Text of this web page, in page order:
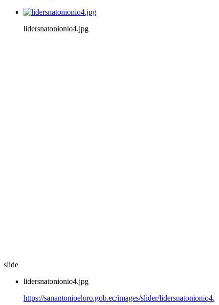
lidersnatonionio4.jpg
slide
lidersnatonionio4.jpg
https://sanantonioeloro.gob.ec/images/slider/